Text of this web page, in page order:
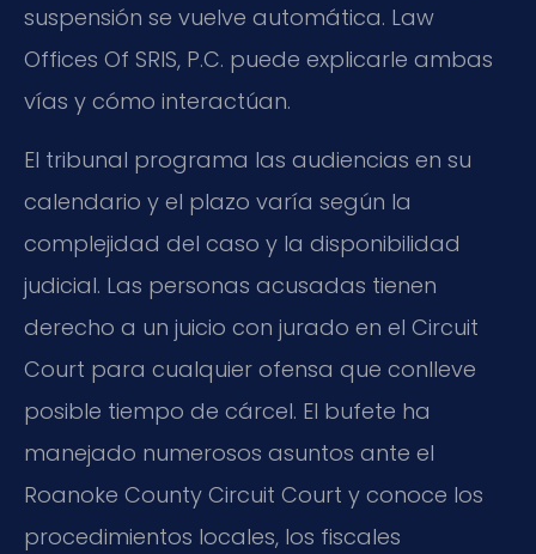
suspensión se vuelve automática. Law
Offices Of SRIS, P.C. puede explicarle ambas
vías y cómo interactúan.
El tribunal programa las audiencias en su
calendario y el plazo varía según la
complejidad del caso y la disponibilidad
judicial. Las personas acusadas tienen
derecho a un juicio con jurado en el Circuit
Court para cualquier ofensa que conlleve
posible tiempo de cárcel. El bufete ha
manejado numerosos asuntos ante el
Roanoke County Circuit Court y conoce los
procedimientos locales, los fiscales